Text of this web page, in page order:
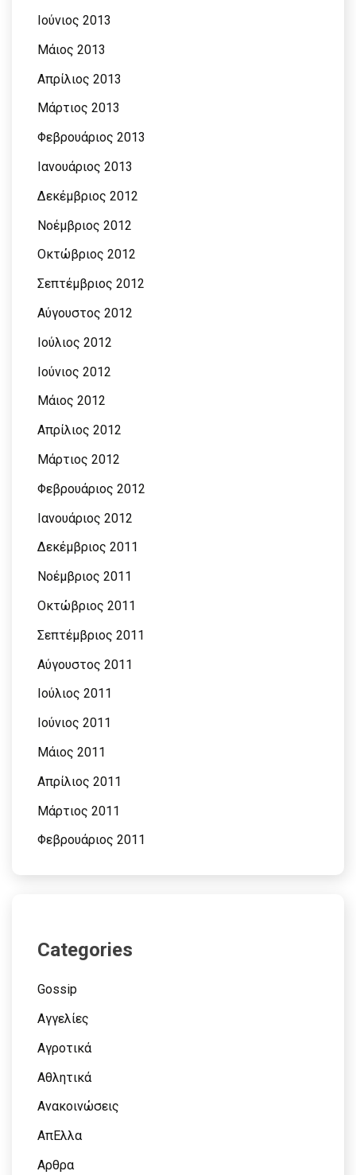
Ιούνιος 2013
Μάιος 2013
Απρίλιος 2013
Μάρτιος 2013
Φεβρουάριος 2013
Ιανουάριος 2013
Δεκέμβριος 2012
Νοέμβριος 2012
Οκτώβριος 2012
Σεπτέμβριος 2012
Αύγουστος 2012
Ιούλιος 2012
Ιούνιος 2012
Μάιος 2012
Απρίλιος 2012
Μάρτιος 2012
Φεβρουάριος 2012
Ιανουάριος 2012
Δεκέμβριος 2011
Νοέμβριος 2011
Οκτώβριος 2011
Σεπτέμβριος 2011
Αύγουστος 2011
Ιούλιος 2011
Ιούνιος 2011
Μάιος 2011
Απρίλιος 2011
Μάρτιος 2011
Φεβρουάριος 2011
Categories
Gossip
Αγγελίες
Αγροτικά
Αθλητικά
Ανακοινώσεις
ΑπΕλλα
Αρθρα